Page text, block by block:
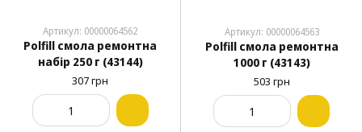
Артикул: 00000064562
Polfill смола ремонтна
набір 250 г (43144)
307 грн
Артикул: 00000064563
Polfill смола ремонтна
1000 г (43143)
503 грн